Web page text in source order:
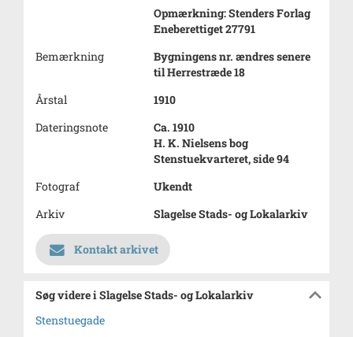
Opmærkning: Stenders Forlag
Eneberettiget 27791
Bemærkning
Bygningens nr. ændres senere
til Herrestræde 18
Årstal
1910
Dateringsnote
Ca. 1910
H. K. Nielsens bog
Stenstuekvarteret, side 94
Fotograf
Ukendt
Arkiv
Slagelse Stads- og Lokalarkiv
Kontakt arkivet
Søg videre i Slagelse Stads- og Lokalarkiv
Stenstuegade